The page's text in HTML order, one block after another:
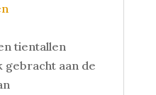
tientallen
aan de